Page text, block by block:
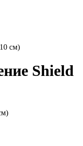
см)
Shield